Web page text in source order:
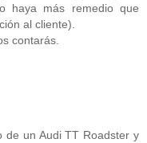
haya más remedio que
al cliente).
contarás.
de un Audi TT Roadster y